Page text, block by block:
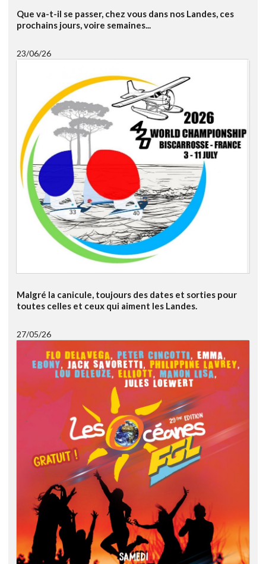
Que va-t-il se passer, chez vous dans nos Landes, ces
prochains jours, voire semaines...
23/06/26
Malgré la canicule, toujours des dates et sorties pour
toutes celles et ceux qui aiment les Landes.
27/05/26